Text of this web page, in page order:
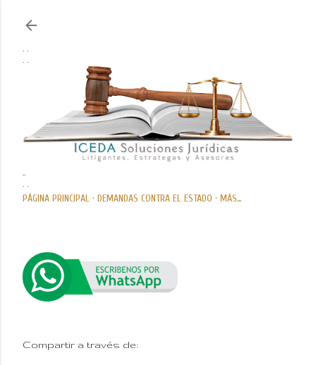
PÁGINA PRINCIPAL DEMANDAS CONTRA EL ESTADO MÁS…
Compartir a través de: